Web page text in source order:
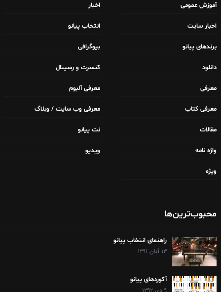
آموزش عمومی اخبار
اخبار سایت انتخاب پیانو
برندهای پیانو بیوگرافی
دانلود کنسرت و رسیتال
معرفی معرفی آلبوم
معرفی کتاب معرفی وب سایت / وبلاگ
مقالات نت پیانو
واژه نامه ویدیو
ویژه
محبوب‌ترین‌ها
راهنمای انتخاب پیانو
۱۳ آبان ۱۳۹۱
آکوردهای پیانو